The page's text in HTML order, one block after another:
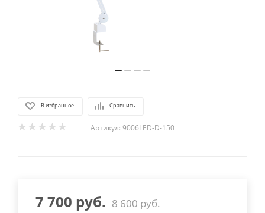
В избранное Сравнить
Артикул: 9006LED-D-150
7 700 руб. 8 600руб.